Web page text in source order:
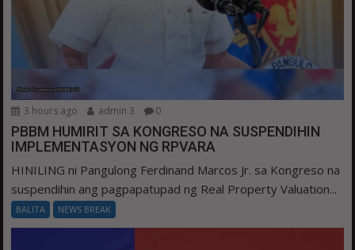
3 hours ago admin 3 0
PBBM HUMIRIT SA KONGRESO NA SUSPENDIHIN
IMPLEMENTASYON NG RPVARA
HINILING ni Pangulong Ferdinand Marcos Jr. sa Kongreso na
suspendihin ang pagpapatupad ng Real Property Valuation...
BALITA NEWS BREAK